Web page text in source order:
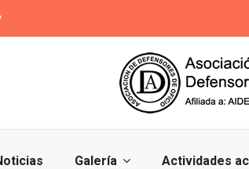
Galería Actividades